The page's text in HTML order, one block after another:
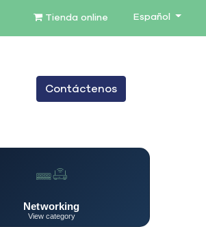
Tienda online Español
BLOG
Contáctenos
Networking
View category